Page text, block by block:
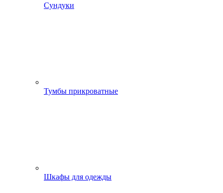
Сундуки
Тумбы прикроватные
Шкафы для одежды